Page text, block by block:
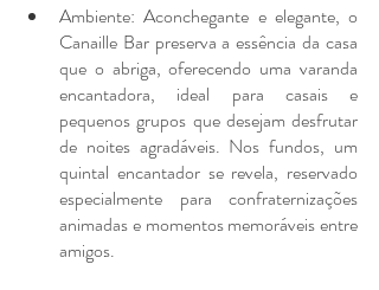
Ambiente: Aconchegante e elegante, o
Canaille Bar preserva a essência da casa
que o abriga, oferecendo uma varanda
encantadora, ideal para casais e
pequenos grupos que desejam desfrutar
de noites agradáveis. Nos fundos, um
quintal encantador se revela, reservado
especialmente para confraternizações
animadas e momentos memoráveis entre
amigos.